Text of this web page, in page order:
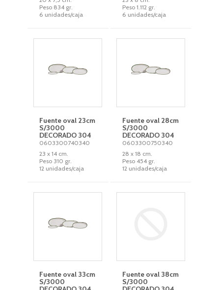
Peso 834 gr.
6 unidades/caja
Peso 1.112 gr.
6 unidades/caja
Fuente oval 23cm
S/3000
DECORADO 304
0603300740340
23 x 14 cm.
Peso 310 gr.
12 unidades/caja
Fuente oval 28cm
S/3000
DECORADO 304
0603300750340
28 x 18 cm.
Peso 454 gr.
12 unidades/caja
Fuente oval 33cm
S/3000
Fuente oval 38cm
S/3000